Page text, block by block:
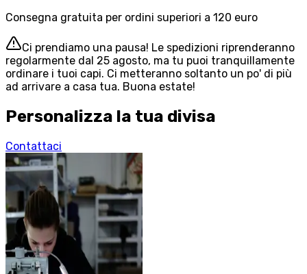
Consegna gratuita per ordini superiori a 120 euro
Ci prendiamo una pausa! Le spedizioni riprenderanno
regolarmente dal 25 agosto, ma tu puoi tranquillamente
ordinare i tuoi capi. Ci metteranno soltanto un po' di più
ad arrivare a casa tua. Buona estate!
Personalizza la tua divisa
Contattaci